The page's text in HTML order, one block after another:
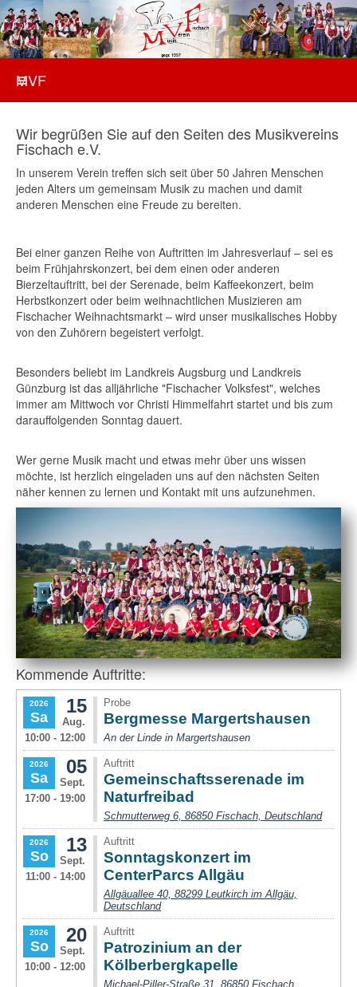
MVF
Wir begrüßen Sie auf den Seiten des Musikvereins
Fischach e.V.
In unserem Verein treffen sich seit über 50 Jahren Menschen
jeden Alters um gemeinsam Musik zu machen und damit
anderen Menschen eine Freude zu bereiten.
Bei einer ganzen Reihe von Auftritten im Jahresverlauf – sei es
beim Frühjahrskonzert, bei dem einen oder anderen
Bierzeltauftritt, bei der Serenade, beim Kaffeekonzert, beim
Herbstkonzert oder beim weihnachtlichen Musizieren am
Fischacher Weihnachtsmarkt – wird unser musikalisches Hobby
von den Zuhörern begeistert verfolgt.
Besonders beliebt im Landkreis Augsburg und Landkreis
Günzburg ist das alljährliche "Fischacher Volksfest", welches
immer am Mittwoch vor Christi Himmelfahrt startet und bis zum
darauffolgenden Sonntag dauert.
Wer gerne Musik macht und etwas mehr über uns wissen
möchte, ist herzlich eingeladen uns auf den nächsten Seiten
näher kennen zu lernen und Kontakt mit uns aufzunehmen.
Kommende Auftritte: